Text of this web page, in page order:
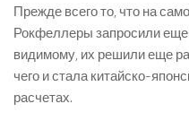
Прежде всего то, что на
Рокфеллеры запросили еще
видимому, их решили еще
чего и стала китайско-
расчетах.